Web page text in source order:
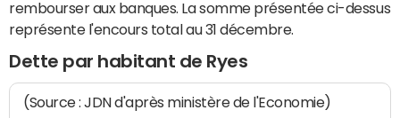
rembourser aux banques. La somme présentée ci-dessus
représente l'encours total au 31 décembre.
Dette par habitant de Ryes
(Source : JDN d'après ministère de l'Economie)